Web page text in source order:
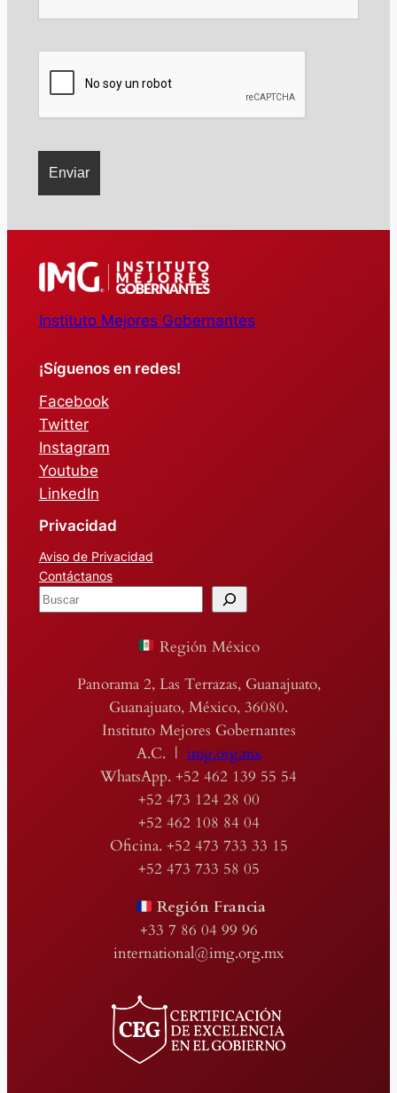
Instituto Mejores Gobernantes
¡Síguenos en redes!
Facebook
Twitter
Instagram
Youtube
LinkedIn
Privacidad
Aviso de Privacidad
Contáctanos
B
u
Región México
Panorama 2, Las Terrazas, Guanajuato,
Guanajuato, México, 36080.
Instituto Mejores Gobernantes
A.C. | img.org.mx
WhatsApp. +52 462 139 55 54
+52 473 124 28 00
+52 462 108 84 04
Oficina. +52 473 733 33 15
+52 473 733 58 05
Región Francia
+33 7 86 04 99 96
international@img.org.mx